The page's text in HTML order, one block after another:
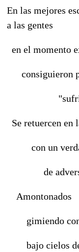
En las mejores
a las gentes
en el momento
consiguieron
"sufriente
Se retuercen en
con un
de
Amontonados
gimiendo con
bajo cielos de